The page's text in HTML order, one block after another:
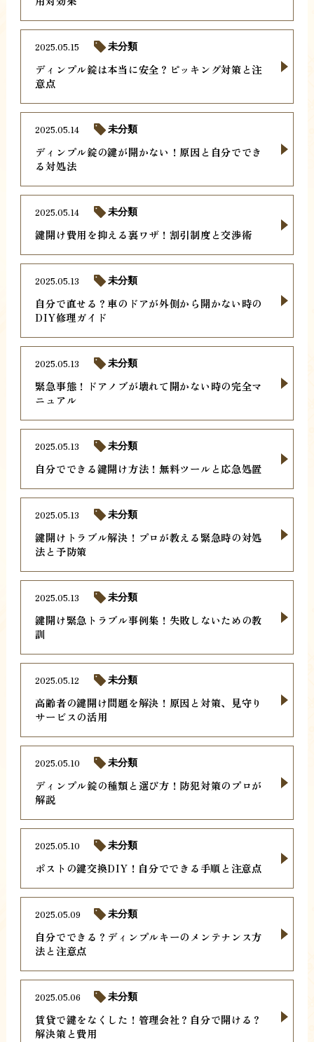
ディンプル錠は本当に安全？ピッキング対策と注
意点
2025.05.15 未分類
ディンプル錠の鍵が開かない！原因と自分ででき
る対処法
2025.05.14 未分類
鍵開け費用を抑える裏ワザ！割引制度と交渉術
2025.05.14 未分類
自分で直せる？車のドアが外側から開かない時の
DIY修理ガイド
2025.05.13 未分類
緊急事態！ドアノブが壊れて開かない時の完全マ
ニュアル
2025.05.13 未分類
自分でできる鍵開け方法！無料ツールと応急処置
2025.05.13 未分類
鍵開けトラブル解決！プロが教える緊急時の対処
法と予防策
2025.05.13 未分類
鍵開け緊急トラブル事例集！失敗しないための教
訓
2025.05.13 未分類
高齢者の鍵開け問題を解決！原因と対策、見守り
サービスの活用
2025.05.12 未分類
ディンプル錠の種類と選び方！防犯対策のプロが
解説
2025.05.10 未分類
ポストの鍵交換DIY！自分でできる手順と注意点
2025.05.10 未分類
自分でできる？ディンプルキーのメンテナンス方
法と注意点
2025.05.09 未分類
賃貸で鍵をなくした！管理会社？自分で開ける？
解決策と費用
2025.05.06 未分類